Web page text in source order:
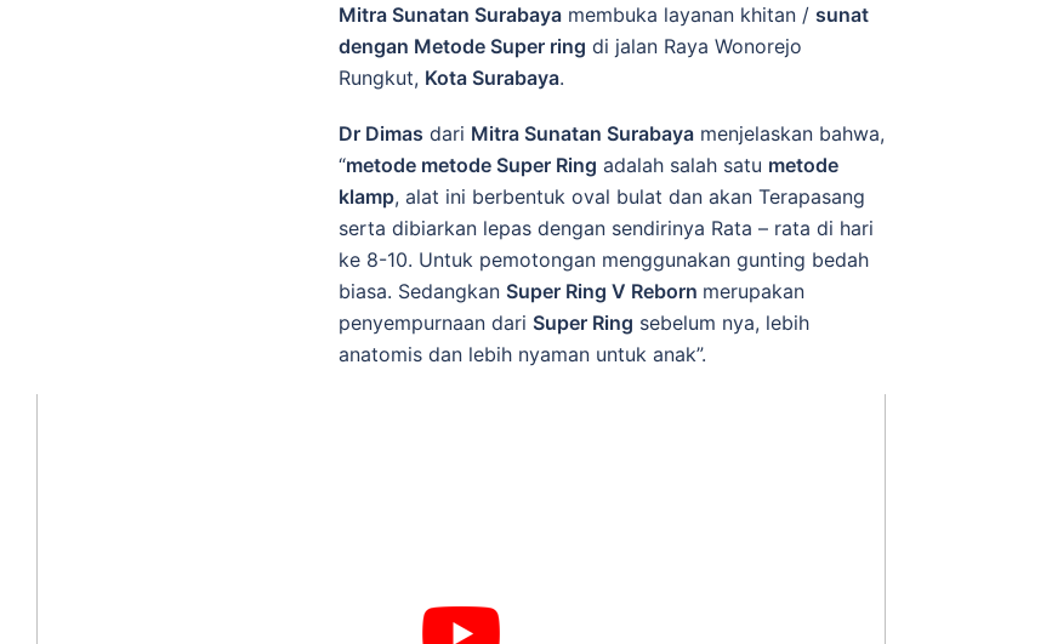
Mitra Sunatan Surabaya membuka layanan khitan / sunat
dengan Metode Super ring di jalan Raya Wonorejo
Rungkut, Kota Surabaya.
Dr Dimas dari Mitra Sunatan Surabaya menjelaskan bahwa,
“metode metode Super Ring adalah salah satu metode
klamp, alat ini berbentuk oval bulat dan akan Terapasang
serta dibiarkan lepas dengan sendirinya Rata – rata di hari
ke 8-10. Untuk pemotongan menggunakan gunting bedah
biasa. Sedangkan Super Ring V Reborn merupakan
penyempurnaan dari Super Ring sebelum nya, lebih
anatomis dan lebih nyaman untuk anak”.